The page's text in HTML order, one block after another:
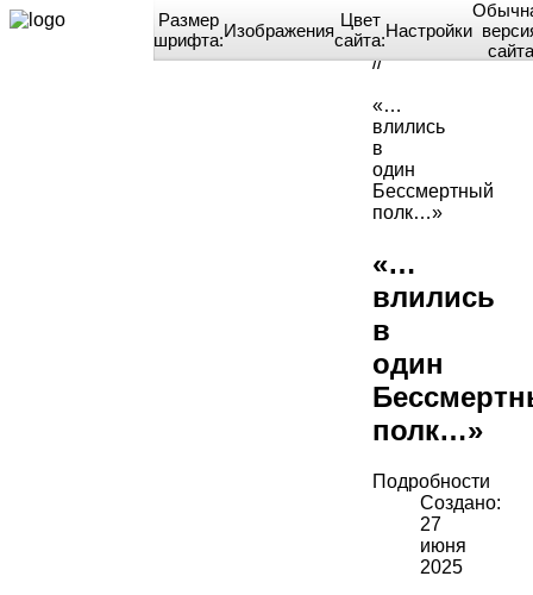
Home
//
«…
влились
в
один
Бессмертный
полк…»
«…
влились
в
один
полк…»
Подробности
Создано:
27
июня
2025
Размер
шрифта:Изображения
Цвет
сайта:Настройки
сайта